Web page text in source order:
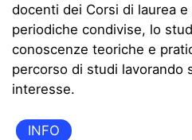
docenti dei Corsi di laurea
periodiche condivise, lo
conoscenze teoriche e
percorso di studi lavorando
interesse.
INFO